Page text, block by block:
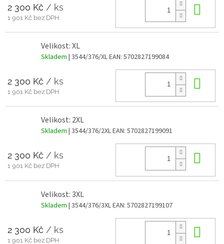
2 300 Kč / ks
1 901 Kč bez DPH
Velikost: XL
Skladem | 3544/376/XLEAN: 5702827199084
2 300 Kč / ks
1 901 Kč bez DPH
Velikost: 2XL
Skladem | 3544/376/2XLEAN: 5702827199091
2 300 Kč / ks
1 901 Kč bez DPH
Velikost: 3XL
Skladem | 3544/376/3XLEAN: 5702827199107
2 300 Kč / ks
1 901 Kč bez DPH